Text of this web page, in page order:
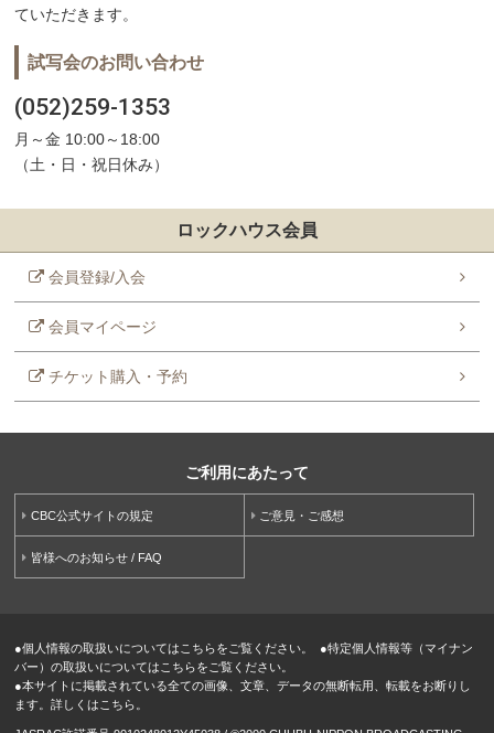
ていただきます。
試写会のお問い合わせ
(052)259-1353
月～金 10:00～18:00
（土・日・祝日休み）
ロックハウス会員
会員登録/入会
会員マイページ
チケット購入・予約
ご利用にあたって
CBC公式サイトの規定 ご意見・ご感想
皆様へのお知らせ / FAQ
●個人情報の取扱いについてはこちらをご覧ください。 ●特定個人情報等（マイナン
バー）の取扱いについてはこちらをご覧ください。
●本サイトに掲載されている全ての画像、文章、データの無断転用、転載をお断りし
ます。詳しくはこちら。